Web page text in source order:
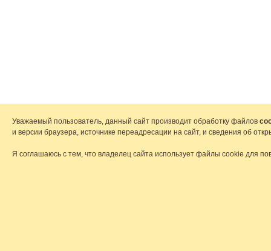
Уважаемый пользователь, данный сайт производит обработку файлов
и версии браузера, источнике переадресации на сайт, и сведения об
Я соглашаюсь с тем, что владелец сайта использует файлы cookie для